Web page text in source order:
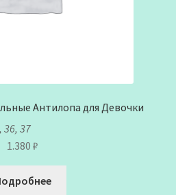
Антилопа для Девочки
36, 37
1.380 ₽